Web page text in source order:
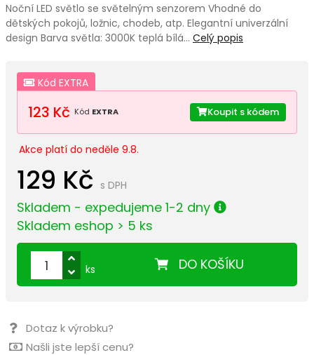
Noční LED světlo se světelným senzorem Vhodné do
dětských pokojů, ložnic, chodeb, atp. Elegantní univerzální
design Barva světla: 3000K teplá bílá… Celý popis
Kód EXTRA
123 Kč Kód EXTRA Koupit s kódem
Akce platí do neděle 9.8.
129 Kč s DPH
Skladem - expedujeme 1-2 dny
Skladem eshop > 5 ks
DO KOŠÍKU
ks
Dotaz k výrobku?
Našli jste lepší cenu?